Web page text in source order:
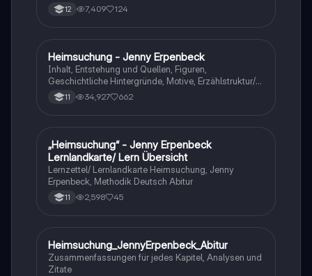
12 7,409 124
Deutsch
Heimsuchung - Jenny Erpenbeck
Inhalt, Entstehung und Quellen, Figuren,
Geschichtliche Hintergründe, Motive, Erzählstruktur/-
stil 11 34,927 662
Deutsch
„Heimsuchung“ - Jenny Erpenbeck
Lernlandkarte/ Lern Übersicht
Lernzettel/ Lernlandkarte Heimsuchung, Jenny
Erpenbeck, Methodik Deutsch Abitur
11 2,598 45
Deutsch
Heimsuchung_JennyErpenbeck_Abitur
Zusammenfassungen für jedes Kapitel, Analysen und
Zitate